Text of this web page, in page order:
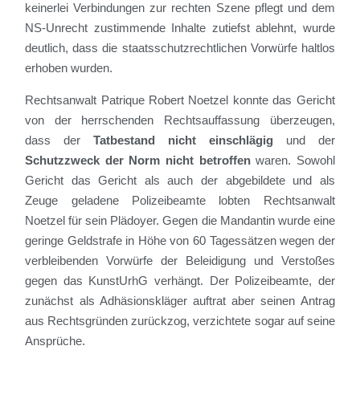
keinerlei Verbindungen zur rechten Szene pflegt und dem
NS-Unrecht zustimmende Inhalte zutiefst ablehnt, wurde
deutlich, dass die staatsschutzrechtlichen Vorwürfe haltlos
erhoben wurden.
Rechtsanwalt Patrique Robert Noetzel konnte das Gericht
von der herrschenden Rechtsauffassung überzeugen,
dass derTatbestand nicht einschlägigund der
Schutzzweck der Norm nicht betroffenwaren. Sowohl
Gericht das Gericht als auch der abgebildete und als
Zeuge geladene Polizeibeamte lobten Rechtsanwalt
Noetzel für sein Plädoyer. Gegen die Mandantin wurde eine
geringe Geldstrafe in Höhe von 60 Tagessätzen wegen der
verbleibenden Vorwürfe der Beleidigung und Verstoßes
gegen das KunstUrhG verhängt. Der Polizeibeamte, der
zunächst als Adhäsionskläger auftrat aber seinen Antrag
aus Rechtsgründen zurückzog, verzichtete sogar auf seine
Ansprüche.